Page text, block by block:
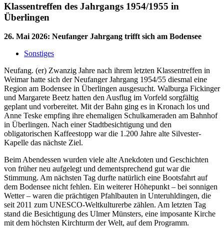
Klassentreffen des Jahrgangs 1954/1955 in
Überlingen
26. Mai 2026: Neufanger Jahrgang trifft sich am Bodensee
Sonstiges
Neufang. (er) Zwanzig Jahre nach ihrem letzten Klassentreffen in
Weimar hatte sich der Neufanger Jahrgang 1954/55 diesmal eine
Region am Bodensee in Überlingen ausgesucht. Walburga Fickinger
und Margarete Beetz hatten den Ausflug im Vorfeld sorgfältig
geplant und vorbereitet. Mit der Bahn ging es in Kronach los und
Anne Teske empfing ihre ehemaligen Schulkameraden am Bahnhof
in Überlingen. Nach einer Stadtbesichtigung und den
obligatorischen Kaffeestopp war die 1.200 Jahre alte Silvester-
Kapelle das nächste Ziel.
Beim Abendessen wurden viele alte Anekdoten und Geschichten
von früher neu aufgelegt und dementsprechend gut war die
Stimmung. Am nächsten Tag durfte natürlich eine Bootsfahrt auf
dem Bodensee nicht fehlen. Ein weiterer Höhepunkt – bei sonnigen
Wetter – waren die prächtigen Pfahlbauten in Unteruhldingen, die
seit 2011 zum UNESCO-Weltkulturerbe zählen. Am letzten Tag
stand die Besichtigung des Ulmer Münsters, eine imposante Kirche
mit dem höchsten Kirchturm der Welt, auf dem Programm.